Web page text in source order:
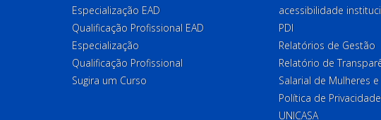
Especialização EAD
Qualificação Profissional EAD
Especialização
Qualificação Profissional
Sugira um Curso
acessibilidade
PDI
Relatórios de Gestão
Relatório de
Salarial de Mulheres
Política de Privacidade
UNICASA